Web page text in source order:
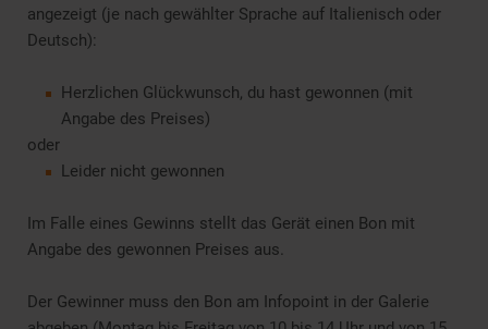
angezeigt (je nach gewählter Sprache auf Italienisch oder
Deutsch):
Herzlichen Glückwunsch, du hast gewonnen (mit
Angabe des Preises)
oder
Leider nicht gewonnen
Im Falle eines Gewinns stellt das Gerät einen Bon mit
Angabe des gewonnen Preises aus.
Der Gewinner muss den Bon am Infopoint in der Galerie